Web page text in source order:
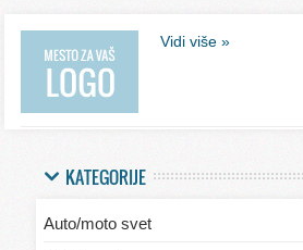
Vidi više »
KATEGORIJE
Auto/moto svet